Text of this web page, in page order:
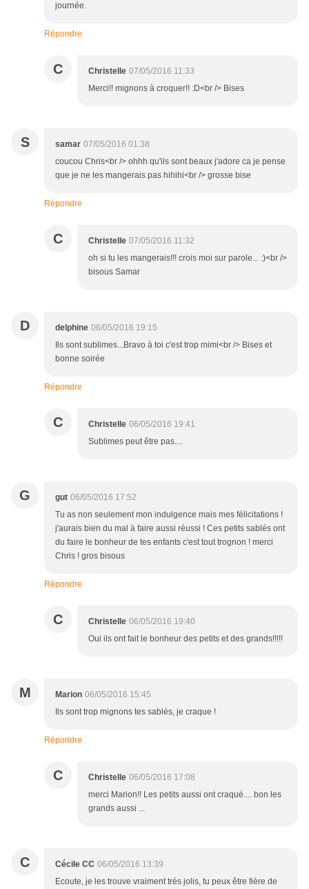
journée.
Répondre
C Christelle 07/05/2016 11:33
Merci!! mignons à croquer!! :D<br /> Bises
S samar 07/05/2016 01:38
coucou Chris<br /> ohhh qu'ils sont beaux j'adore ca je pense
que je ne les mangerais pas hihihi<br /> grosse bise
Répondre
C Christelle 07/05/2016 11:32
oh si tu les mangerais!!! crois moi sur parole... :)<br />
bisous Samar
D delphine 06/05/2016 19:15
Ils sont sublimes...Bravo à toi c'est trop mimi<br /> Bises et
bonne soirée
Répondre
C Christelle 06/05/2016 19:41
Sublimes peut être pas....
G gut 06/05/2016 17:52
Tu as non seulement mon indulgence mais mes félicitations !
j'aurais bien du mal à faire aussi réussi ! Ces petits sablés ont
du faire le bonheur de tes enfants c'est tout trognon ! merci
Chris ! gros bisous
Répondre
C Christelle 06/05/2016 19:40
Oui ils ont fait le bonheur des petits et des grands!!!!!
M Marion 06/05/2016 15:45
Ils sont trop mignons tes sablés, je craque !
Répondre
C Christelle 06/05/2016 17:08
merci Marion!! Les petits aussi ont craqué.... bon les
grands aussi ...
C Cécile CC 06/05/2016 13:39
Ecoute, je les trouve vraiment très jolis, tu peux être fière de